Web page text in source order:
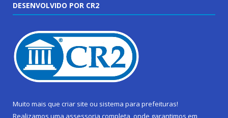
DESENVOLVIDO POR CR2
Muito mais que criar site ou sistema para prefeituras!
Realizamos uma assessoria completa, onde garantimos em